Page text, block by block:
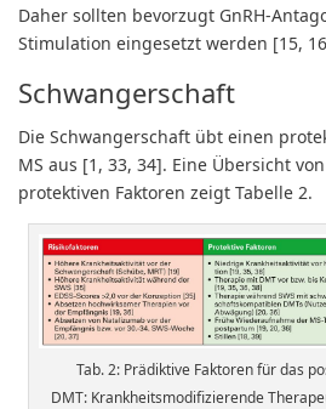
Daher sollten bevorzugt GnRH-
Stimulation eingesetzt werden [15,
Schwangerschaft
Die Schwangerschaft übt einen
MS aus [1, 33, 34]. Eine Übersicht
protektiven Faktoren zeigt Tabelle 2.
Tab. 2: Prädiktive Faktoren für das
DMT: Krankheitsmodifizierende